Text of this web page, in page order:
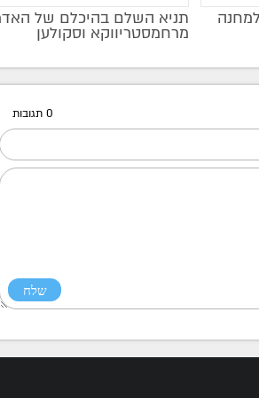
תניא השלם בהיכלם של
מרחמסטריווקא וסקולען
0 תגובות